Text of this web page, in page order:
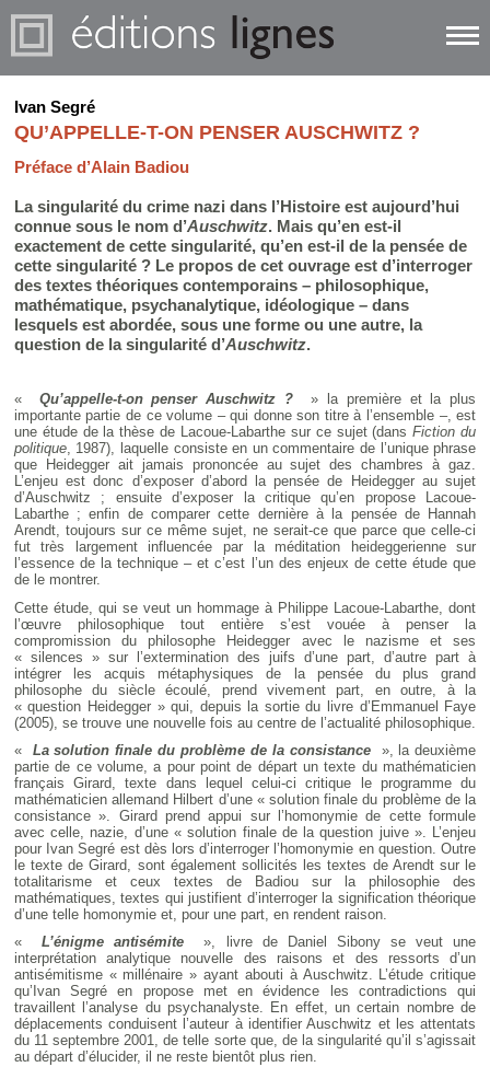
Ivan Segré
QU’APPELLE-T-ON PENSER AUSCHWITZ ?
Préface d’Alain Badiou
La singularité du crime nazi dans l’Histoire est aujourd’hui
connue sous le nom d’Auschwitz. Mais qu’en est-il
exactement de cette singularité, qu’en est-il de la pensée de
cette singularité ? Le propos de cet ouvrage est d’interroger
des textes théoriques contemporains – philosophique,
mathématique, psychanalytique, idéologique – dans
lesquels est abordée, sous une forme ou une autre, la
question de la singularité d’Auschwitz.
« Qu’appelle-t-on penser Auschwitz ?
» la première et la plus
importante partie de ce volume – qui donne son titre à l’ensemble –, est
une étude de la thèse de Lacoue-Labarthe sur ce sujet (dansFiction du
politique, 1987), laquelle consiste en un commentaire de l’unique phrase
que Heidegger ait jamais prononcée au sujet des chambres à gaz.
L’enjeu est donc d’exposer d’abord la pensée de Heidegger au sujet
d’Auschwitz ; ensuite d’exposer la critique qu’en propose Lacoue-
Labarthe ; enfin de comparer cette dernière à la pensée de Hannah
Arendt, toujours sur ce même sujet, ne serait-ce que parce que celle-ci
fut très largement influencée par la méditation heideggerienne sur
l’essence de la technique – et c’est l’un des enjeux de cette étude que
de le montrer.
Cette étude, qui se veut un hommage à Philippe Lacoue-Labarthe, dont
l’œuvre philosophique tout entière s’est vouée à penser la
compromission du philosophe Heidegger avec le nazisme et ses
« silences » sur l’extermination des juifs d’une part, d’autre part à
intégrer les acquis métaphysiques de la pensée du plus grand
philosophe du siècle écoulé, prend vivement part, en outre, à la
« question Heidegger » qui, depuis la sortie du livre d’Emmanuel Faye
(2005), se trouve une nouvelle fois au centre de l’actualité philosophique.
«
La solution finale du problème de la consistance
», la deuxième
partie de ce volume, a pour point de départ un texte du mathématicien
français Girard, texte dans lequel celui-ci critique le programme du
mathématicien allemand Hilbert d’une « solution finale du problème de la
consistance ». Girard prend appui sur l’homonymie de cette formule
avec celle, nazie, d’une « solution finale de la question juive ». L’enjeu
pour Ivan Segré est dès lors d’interroger l’homonymie en question. Outre
le texte de Girard, sont également sollicités les textes de Arendt sur le
totalitarisme et ceux textes de Badiou sur la philosophie des
mathématiques, textes qui justifient d’interroger la signification théorique
d’une telle homonymie et, pour une part, en rendent raison.
«
L’énigme antisémite
», livre de Daniel Sibony se veut une
interprétation analytique nouvelle des raisons et des ressorts d’un
antisémitisme « millénaire » ayant abouti à Auschwitz. L’étude critique
qu’Ivan Segré en propose met en évidence les contradictions qui
travaillent l’analyse du psychanalyste. En effet, un certain nombre de
déplacements conduisent l’auteur à identifier Auschwitz et les attentats
du 11 septembre 2001, de telle sorte que, de la singularité qu’il s’agissait
au départ d’élucider, il ne reste bientôt plus rien.